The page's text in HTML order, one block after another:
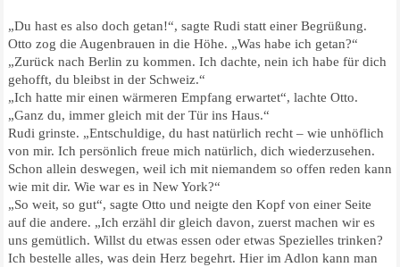
„Du hast es also doch getan!“, sagte Rudi statt einer Begrüßung.
Otto zog die Augenbrauen in die Höhe. „Was habe ich getan?“
„Zurück nach Berlin zu kommen. Ich dachte, nein ich habe für dich
gehofft, du bleibst in der Schweiz.“
„Ich hatte mir einen wärmeren Empfang erwartet“, lachte Otto.
„Ganz du, immer gleich mit der Tür ins Haus.“
Rudi grinste. „Entschuldige, du hast natürlich recht – wie unhöflich
von mir. Ich persönlich freue mich natürlich, dich wiederzusehen.
Schon allein deswegen, weil ich mit niemandem so offen reden kann
wie mit dir. Wie war es in New York?“
„So weit, so gut“, sagte Otto und neigte den Kopf von einer Seite
auf die andere. „Ich erzähl dir gleich davon, zuerst machen wir es
uns gemütlich. Willst du etwas essen oder etwas Spezielles trinken?
Ich bestelle alles, was dein Herz begehrt. Hier im Adlon kann man